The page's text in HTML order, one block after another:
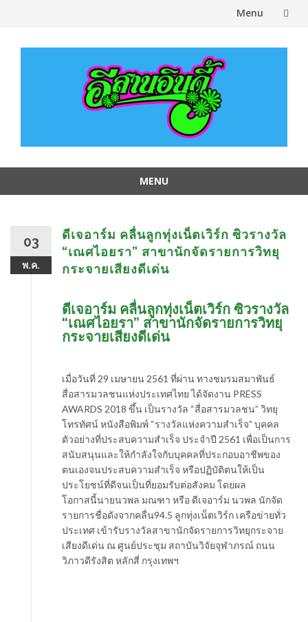
Menu
MENU
03
พ.ค.
ดีเจอาร์ม คลื่นลูกทุ่งเน็ตเวิร์ก ซิวรางวัล
“เณศไอยรา” สาขานักจัดรายการวิทยุ
กระจายเสียงดีเด่น
ดีเจอาร์ม คลื่นลูกทุ่งเน็ตเวิร์ก ซิวรางวัล
“เณศไอยรา” สาขานักจัดรายการวิทยุ
กระจายเสียงดีเด่น
เมื่อวันที่ 29 เมษายน 2561 ที่ผ่าน ทางชมรมสมาพันธ์
สื่อสารมวลชนแห่งประเทศไทย ได้จัดงาน PRESS
AWARDS 2018 ขึ้น เป็นรางวัล “สื่อสารมวลชน” วิทยุ
โทรทัศน์ หนังสือพิมพ์ “รางวัลแห่งความสำเร็จ” บุคคล
ตัวอย่างที่ประสบความสำเร็จ ประจำปี 2561 เพื่อเป็นการ
สนับสนุนและให้กำลังใจกับบุคคลที่ประกอบอาชีพของ
ตนเองจนประสบความสำเร็จ หรือปฏิบัติตนให้เป็น
ประโยชน์ที่ดีจนเป็นที่ยอมรับต่อสังคม โดยผล
โอกาสนี้นายนวพล มณฑา หรือ ดีเจอาร์ม นวพล นักจัด
รายการชื่อดังจากคลื่น94.5 ลูกทุ่งเน็ตเวิร์ก เครือข่ายทั่ว
ประเทศ เข้ารับรางวัลสาขานักจัดรายการวิทยุกระจาย
เสียงดีเด่น ณ ศูนย์ประชุม สถาบันวิจัยจุฬาภรณ์ ถนน
วิภาวดีรังสิต หลักสี่ กรุงเทพฯ